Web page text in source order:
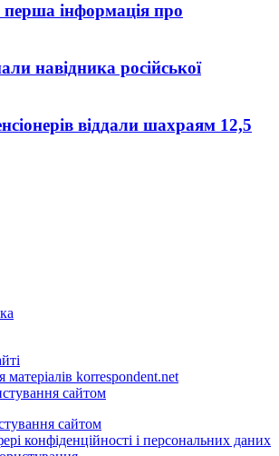
інформація про
навідника російської
віддали шахраям 12,5
korrespondent.net
сайтом
сайтом
конфіденційності і персональних даних